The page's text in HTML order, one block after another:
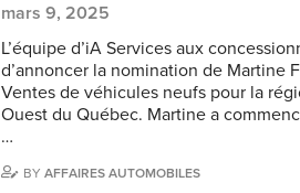
mars 9, 2025
L’équipe d’iA Services aux
d’annoncer la nomination de Martine
Ventes de véhicules neufs pour la
Ouest du Québec. Martine a
…
BYAFFAIRES AUTOMOBILES